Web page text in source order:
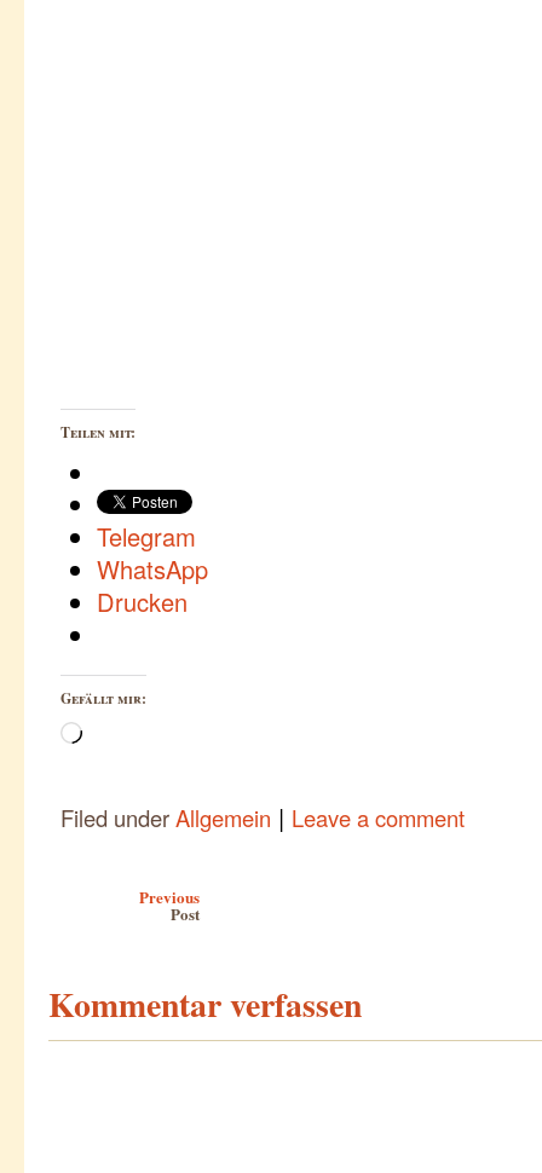
Teilen mit:
Telegram
WhatsApp
Drucken
Gefällt mir:
Wird
Filed underAllgemein | Leave a comment
Previous
Post
Kommentar verfassen